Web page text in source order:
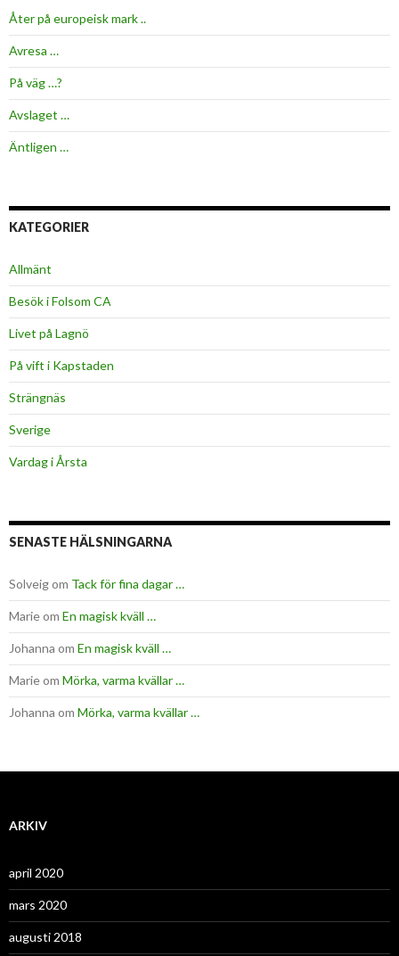
Åter på europeisk mark ..
Avresa …
På väg …?
Avslaget …
Äntligen …
KATEGORIER
Allmänt
Besök i Folsom CA
Livet på Lagnö
På vift i Kapstaden
Strängnäs
Sverige
Vardag i Årsta
SENASTE HÄLSNINGARNA
Solveigom Tack för fina dagar …
Marieom En magisk kväll …
Johanna om En magisk kväll …
Marieom Mörka, varma kvällar …
Johanna om Mörka, varma kvällar …
ARKIV
april 2020
mars 2020
augusti 2018